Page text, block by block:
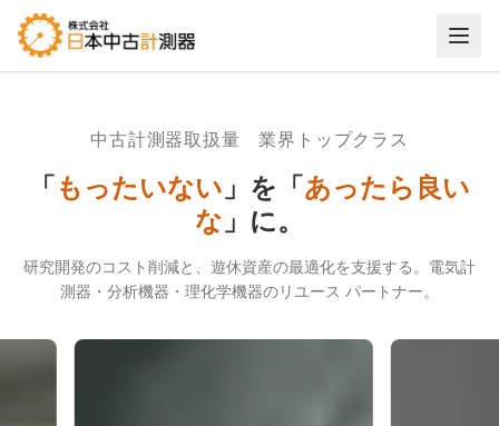
中古計測器取扱量 業界トップクラス
「もったいない」を「あったら良い
な」に。
研究開発のコスト削減と、遊休資産の最適化を支援する。 電気計
測器・分析機器・理化学機器のリユース パートナー。